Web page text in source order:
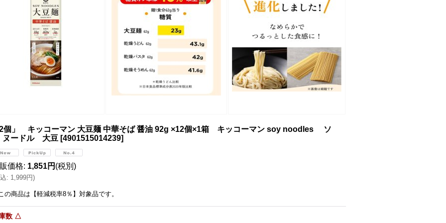
個」 キッコーマン 大豆麺 中華そば 醤油 92g ×12個×1箱 キッコーマン soy noodles ソ
ードル 大豆 [4901515014239]
価格: 1,851円 (税別)
: 1,999円)
の商品は【軽減税率8％】対象品です。
数 △